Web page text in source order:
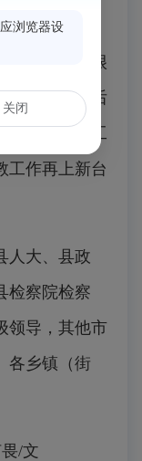
富，具有很
纷表示，今后
记关于宗教工
工作再上新台
大、县政
检察院检察
领导，其他市
各乡镇（街
/文
浏览器设
关闭